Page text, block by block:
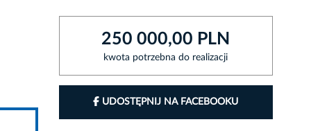
250 000,00 PLN
kwota potrzebna do realizacji
UDOSTĘPNIJ NA FACEBOOKU